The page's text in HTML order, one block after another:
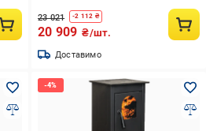
23 021 -2 112 ₴
20 909 ₴/шт.
Доставимо